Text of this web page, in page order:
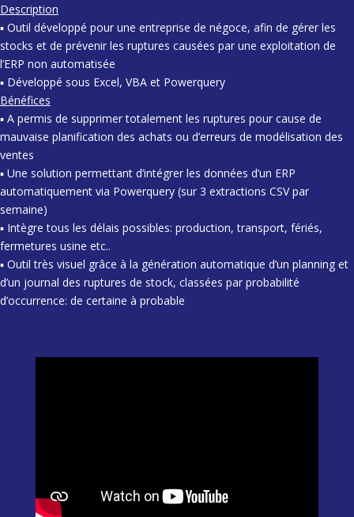
Description
▪ Outil développé pour une entreprise de négoce, afin de gérer les
stocks et de prévenir les ruptures causées par une exploitation de
l’ERP non automatisée
▪ Développé sous Excel, VBA et Powerquery
Bénéfices
▪ A permis de supprimer totalement les ruptures pour cause de
mauvaise planification des achats ou d’erreurs de modélisation des
ventes
▪ Une solution permettant d’intégrer les données d’un ERP
automatiquement via Powerquery (sur 3 extractions CSV par
semaine)
▪ Intègre tous les délais possibles: production, transport, fériés,
fermetures usine etc..
▪ Outil très visuel grâce à la génération automatique d’un planning et
d’un journal des ruptures de stock, classées par probabilité
d’occurrence: de certaine à probable